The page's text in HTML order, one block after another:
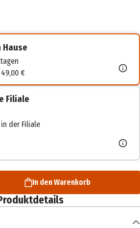
€
Filiale
der Filiale
In den Warenkorb